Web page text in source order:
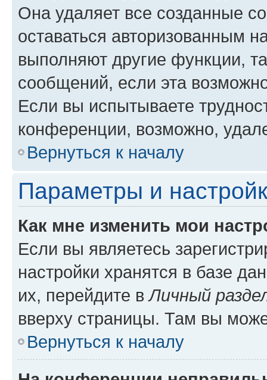
Она удаляет все созданные
оставаться авторизованным
выполняют другие функции,
сообщений, если эта
Если вы испытываете
конференции, возможно,
Вернуться к началу
Параметры и
Как мне изменить мои
Если вы являетесь
настройки хранятся в базе
их, перейдите вЛичный
вверху страницы. Там вы
Вернуться к началу